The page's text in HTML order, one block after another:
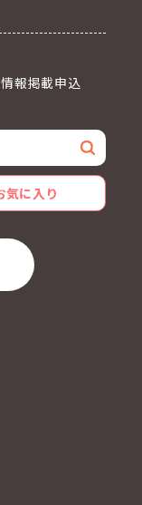
報掲載申込
検索
気に入り